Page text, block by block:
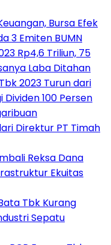
Bursa Efek
3 Emiten BUMN
Rp4,6 Triliun, 75
Laba Ditahan
2023 Turun dari
Dividen 100 Persen
Direktur PT Timah
Reksa Dana
Ekuitas
Tbk Kurang
Sepatu